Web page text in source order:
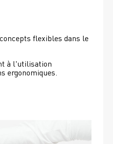
flexibles dans le
à l'utilisation
ergonomiques.